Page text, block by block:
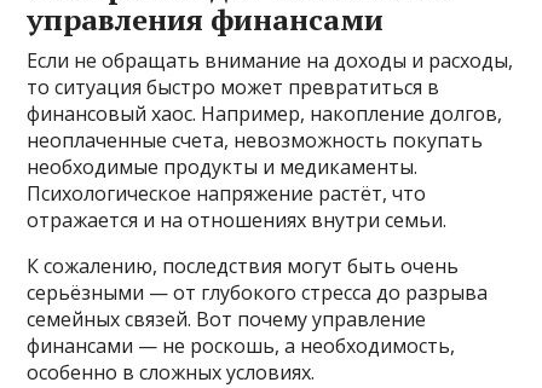
управления финансами
Если не обращать внимание на доходы и расходы,
то ситуация быстро может превратиться в
финансовый хаос. Например, накопление долгов,
неоплаченные счета, невозможность покупать
необходимые продукты и медикаменты.
Психологическое напряжение растёт, что
отражается и на отношениях внутри семьи.
К сожалению, последствия могут быть очень
серьёзными — от глубокого стресса до разрыва
семейных связей. Вот почему управление
финансами — не роскошь, а необходимость,
особенно в сложных условиях.